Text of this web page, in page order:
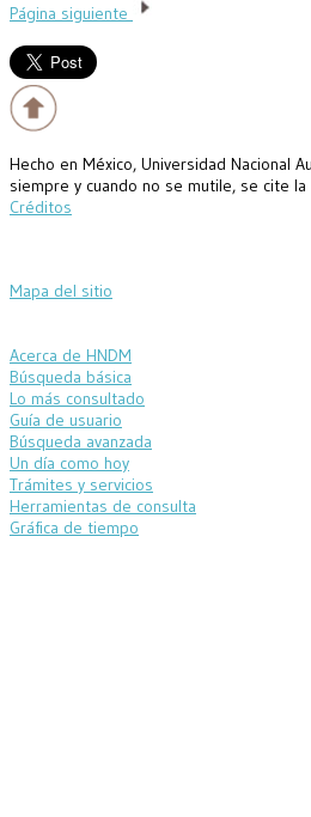
Página siguiente
Hecho en México, Universidad Nacional
siempre y cuando no se mutile, se cite
Créditos
Mapa del sitio
Acerca de HNDM
Búsqueda básica
Lo más consultado
Guía de usuario
Búsqueda avanzada
Un día como hoy
Trámites y servicios
Herramientas de consulta
Gráfica de tiempo